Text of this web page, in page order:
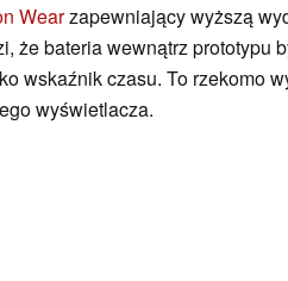
Wearzapewniający wyższą
że bateria wewnątrz prototypu
wskaźnik czasu. To rzekomo
wyświetlacza.